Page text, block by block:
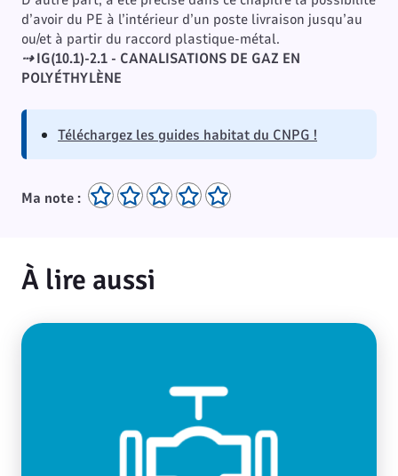
d’avoir du PE à l’intérieur d’un poste livraison jusqu’au
ou/et à partir du raccord plastique-métal.
⇢IG(10.1)-2.1 - CANALISATIONS DE GAZ EN
POLYÉTHYLÈNE
Téléchargez les guides habitat du CNPG !
Ma note :
À lire aussi